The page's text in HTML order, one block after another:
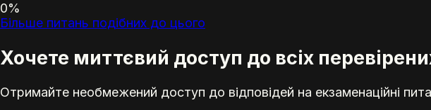
0%
Більше питань подібних до цього
Хочете миттєвий доступ до всіх
Отримайте необмежений доступ до відповідей на екзаменаційні